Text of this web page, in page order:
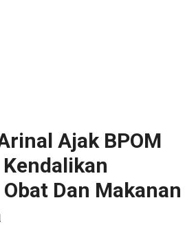
Ajak BPOM
Dan Makanan